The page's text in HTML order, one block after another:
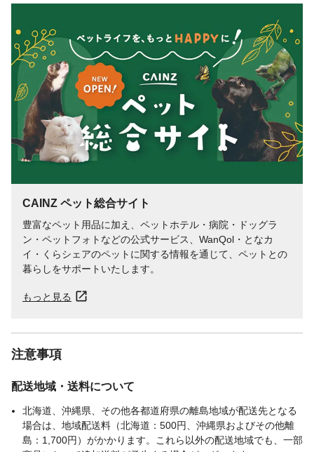
記入してください。さらに透明テープ等を
貼ると、文字のカスレ防止に効果的です。
使用上の注意
●猫以外には使用しないでください。●材質
によっては猫が引っかくと、縮んで猫の首
がしまる恐れがあります。たえず点検し、
猫に異常がある場合は直ちに使用を中止し
てください。●事故防止の為、適応サイズ以
外の猫には使用しないでください。
お手入れ・保管方法
●火気や水気のそば・直射日光・高温多湿の
場所をさけて保管してください。●幼児・子
生産国
中国
販売元
株式会社ペティオ
販売者
株式会社ペティオ
体重目安
5kgまで
CAINZ ペット総合サイト
豊富なペット用品に加え、ペットホテル・病院・ドッグラ
ン・ペットフォトなどの公式サービス、WanQol・となカ
イ・くらシェアのペットに関する情報を通じて、ペットとの
暮らしをサポートいたします。
もっと見る
注意事項
配送地域・送料について
北海道、沖縄県、その他各都道府県の離島地域が配送先となる
場合は、地域配送料（北海道：500円、沖縄県およびその他離
島：1,700円）がかかります。これら以外の配送地域でも、一部